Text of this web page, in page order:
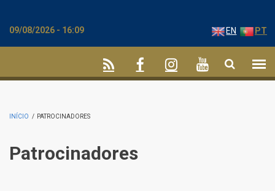
09/08/2026 - 16:09 EN PT
INÍCIO / PATROCINADORES
Patrocinadores